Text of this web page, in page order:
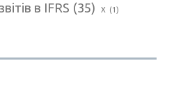
в IFRS (35) Х (1)